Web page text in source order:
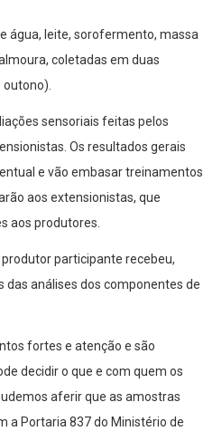
água, leite, sorofermento, massa
coletadas em duas
outono).
sensoriais feitas pelos
Os resultados gerais
e vão embasar treinamentos
aos extensionistas, que
aos produtores.
participante recebeu,
das análises dos componentes de
fortes e atenção e são
decidir o que e com quem os
aferir que as amostras
a Portaria 837 do Ministério de